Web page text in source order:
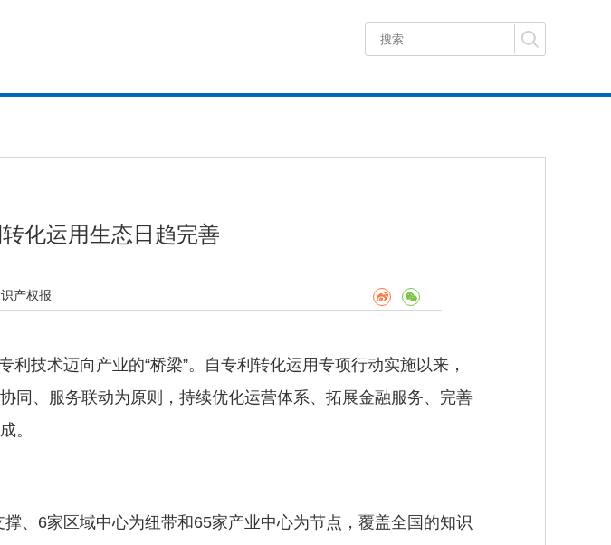
化运用生态日趋完善
产权报
技术迈向产业的“桥梁”。自专利转化运用专项行动实施以来，
同、服务联动为原则，持续优化运营体系、拓展金融服务、完善
。
、6家区域中心为纽带和65家产业中心为节点，覆盖全国的知识